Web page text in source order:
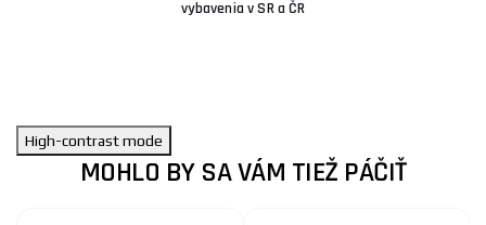
vybavenia v SR a ČR
High-contrast mode
MOHLO BY SA VÁM TIEŽ PÁČIŤ